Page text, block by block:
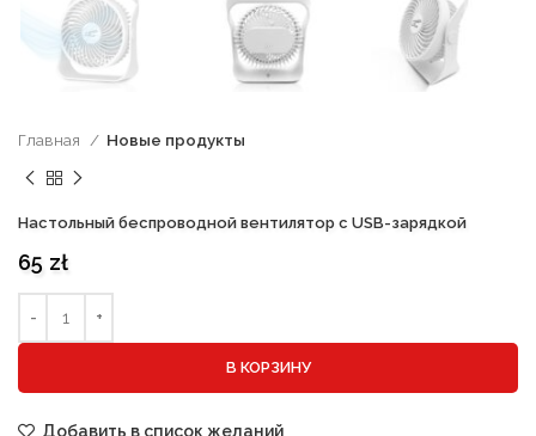
Главная Новые продукты
Настольный беспроводной вентилятор с USB-зарядкой
65 zł
В КОРЗИНУ
Добавить в список желаний